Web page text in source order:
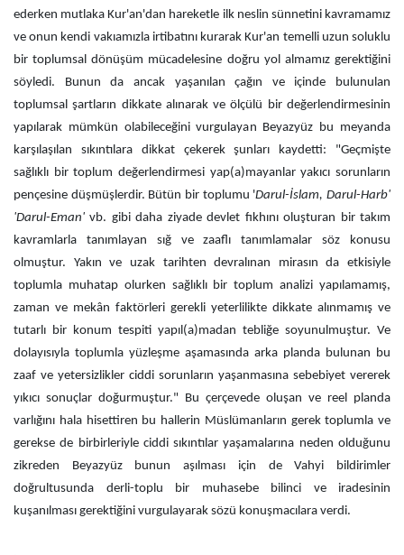
ederken mutlaka Kur'an'dan hareketle ilk neslin sünnetini kavramamız
ve onun kendi vakıamızla irtibatını kurarak Kur'an temelli uzun soluklu
bir toplumsal dönüşüm mücadelesine doğru yol almamız gerektiğini
söyledi. Bunun da ancak yaşanılan çağın ve içinde bulunulan
toplumsal şartların dikkate alınarak ve ölçülü bir değerlendirmesinin
yapılarak mümkün olabileceğini vurgulayan Beyazyüz bu meyanda
karşılaşılan sıkıntılara dikkat çekerek şunları kaydetti: "Geçmişte
sağlıklı bir toplum değerlendirmesi yap(a)mayanlar yakıcı sorunların
pençesine düşmüşlerdir. Bütün bir toplumu 'Darul-İslam, Darul-Harb'
'Darul-Eman'vb. gibi daha ziyade devlet fıkhını oluşturan bir takım
kavramlarla tanımlayan sığ ve zaaflı tanımlamalar söz konusu
olmuştur. Yakın ve uzak tarihten devralınan mirasın da etkisiyle
toplumla muhatap olurken sağlıklı bir toplum analizi yapılamamış,
zaman ve mekân faktörleri gerekli yeterlilikte dikkate alınmamış ve
tutarlı bir konum tespiti yapıl(a)madan tebliğe soyunulmuştur. Ve
dolayısıyla toplumla yüzleşme aşamasında arka planda bulunan bu
zaaf ve yetersizlikler ciddi sorunların yaşanmasına sebebiyet vererek
yıkıcı sonuçlar doğurmuştur." Bu çerçevede oluşan ve reel planda
varlığını hala hisettiren bu hallerin Müslümanların gerek toplumla ve
gerekse de birbirleriyle ciddi sıkıntılar yaşamalarına neden olduğunu
zikreden Beyazyüz bunun aşılması için de Vahyi bildirimler
doğrultusunda derli-toplu bir muhasebe bilinci ve iradesinin
kuşanılması gerektiğini vurgulayarak sözü konuşmacılara verdi.